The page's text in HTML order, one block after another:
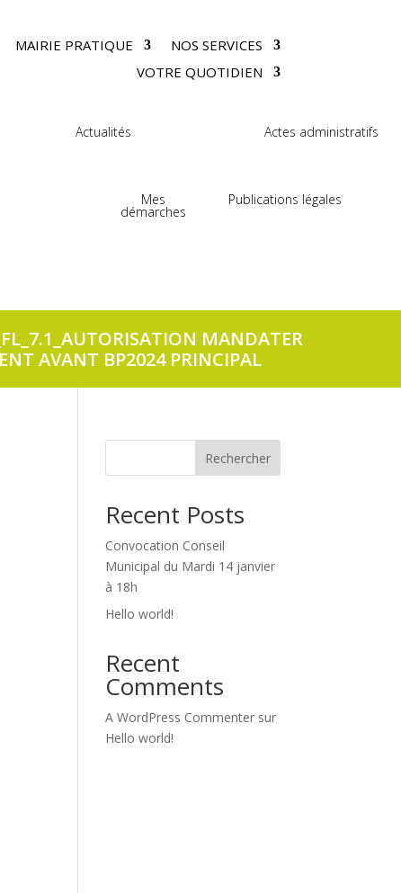
MAIRIE PRATIQUE
NOS SERVICES
VOTRE QUOTIDIEN
Actualités Actes administratifs
Mes
démarches
Publications légales
MANDATER
AVANT BP2024 PRINCIPAL
Rechercher
Recent Posts
Convocation Conseil
Municipal du Mardi 14 janvier
à 18h
Hello world!
Recent
Comments
A WordPress Commenter sur
Hello world!